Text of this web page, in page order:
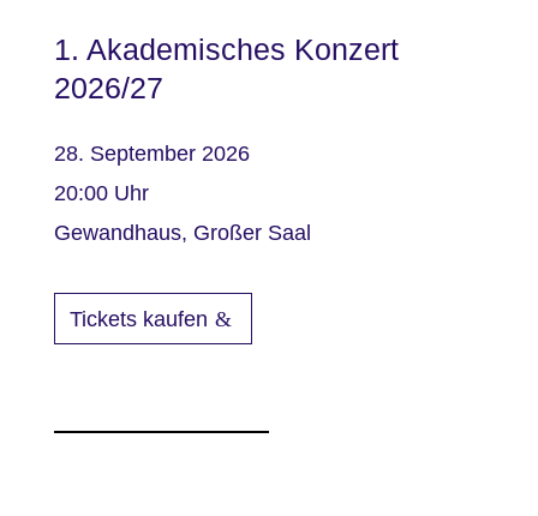
1. Akademisches Konzert
2026/27
28. September 2026
20:00
Gewandhaus, Großer Saal
Tickets kaufen